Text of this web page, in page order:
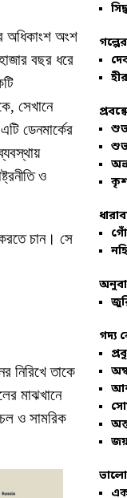
অধিকাংশ অংশ
বছর ধরে
সেখানে
ডেনমার্কের
ও
করতে চান। সে
নিরিখে তাকে
মাঝখানে
ও সামরিক
গদ্য